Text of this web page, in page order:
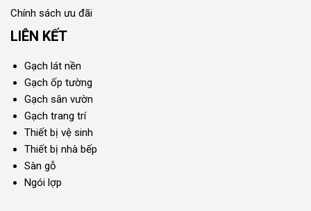
Chính sách ưu đãi
LIÊN KẾT
Gạch lát nền
Gạch ốp tường
Gạch sân vườn
Gạch trang trí
Thiết bị vệ sinh
Thiết bị nhà bếp
Sàn gỗ
Ngói lợp